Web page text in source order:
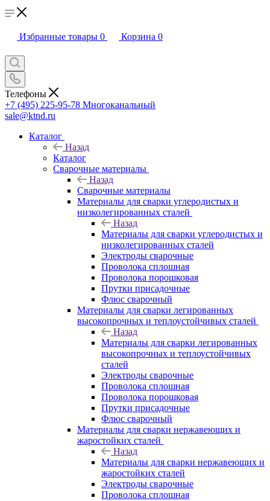
Избранные товары 0 Корзина 0
Телефоны
+7 (495) 225-95-78 Многоканальный
sale@ktnd.ru
Каталог
Назад
Каталог
Сварочные материалы
Назад
Сварочные материалы
Материалы для сварки углеродистых и
низколегированных сталей
Назад
Материалы для сварки углеродистых и
низколегированных сталей
Электроды сварочные
Проволока сплошная
Проволока порошковая
Прутки присадочные
Флюс сварочный
Материалы для сварки легированных
высокопрочных и теплоустойчивых сталей
Назад
Материалы для сварки легированных
высокопрочных и теплоустойчивых
сталей
Электроды сварочные
Проволока сплошная
Проволока порошковая
Прутки присадочные
Флюс сварочный
Материалы для сварки нержавеющих и
жаростойких сталей
Назад
Материалы для сварки нержавеющих и
жаростойких сталей
Электроды сварочные
Проволока сплошная